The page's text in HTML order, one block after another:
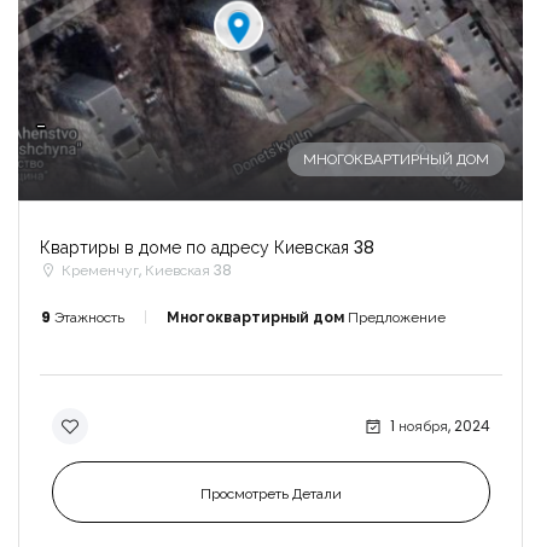
-
МНОГОКВАРТИРНЫЙ ДОМ
Квартиры в доме по адресу Киевская 38
Кременчуг, Киевская 38
9 Этажность Многоквартирный дом Предложение
1 ноября, 2024
Просмотреть Детали